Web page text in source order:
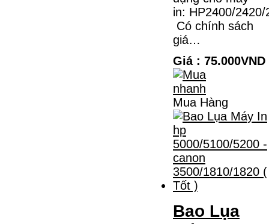
in: HP2400/
Có chính sách
giá…
Giá : 75.000VND
Mua Hàng
Bao Lụa